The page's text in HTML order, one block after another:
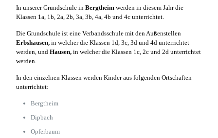
In unserer Grundschule in Bergtheim werden in diesem Jahr die
Klassen 1a, 1b, 2a, 2b, 3a, 3b, 4a, 4b und 4c unterrichtet.
Die Grundschule ist eine Verbandsschule mit den Außenstellen
Erbshausen, in welcher die Klassen 1d, 3c, 3d und 4d unterrichtet
werden, und Hausen, in welcher die Klassen 1c, 2c und 2d unterrichtet
werden.
In den einzelnen Klassen werden Kinder aus folgenden Ortschaften
unterrichtet:
Bergtheim
Dipbach
Opferbaum